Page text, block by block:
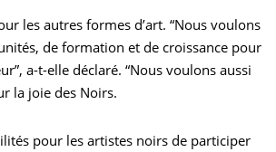
les autres formes d’art. “Nous voulons
de formation et de croissance pour
a-t-elle déclaré. “Nous voulons aussi
la joie des Noirs.
pour les artistes noirs de participer